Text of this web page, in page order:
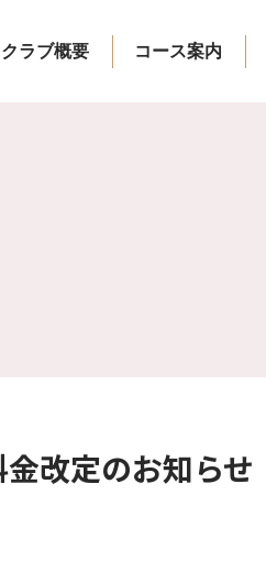
クラブ概要 コース案内
改定のお知らせ